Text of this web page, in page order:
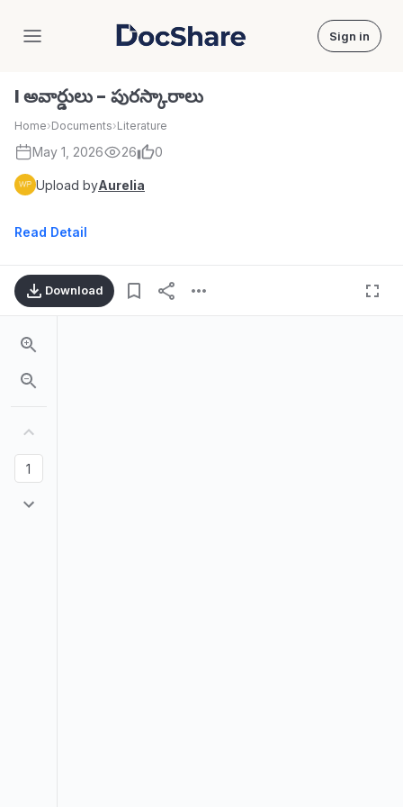
DocShare Sign in
I అవార్డులు - పురస్కారాలు
Home›Documents›Literature
May 1, 2026 26 0
Upload byAurelia
Read Detail
Download